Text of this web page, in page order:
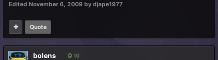
Edited November 6, 2009 by djape1977
Quote
bolens 10